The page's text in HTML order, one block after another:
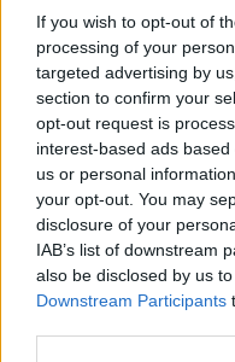
If you wish to opt-out of
processing of your
targeted advertising by
section to confirm your
opt-out request is
interest-based ads
us or personal
your opt-out. You may
disclosure of your
IAB’s list of downstream
also be disclosed by us
Downstream Participants
Úterní válka v ulicích
28.9.2000 14:50 | PRAHA
Se zpožděním vám
demonstranti, mezi nimiž
komunisté, pokusili
probíhal zahajovací
(SB)a Mezinárodního
rozdělili na dva velké
mostě a druhý se vydal
Lumírově ulici pak agresivní
kostkami, kamením,
se jim v přístupu ke
bitky pokračovaly ještě ve